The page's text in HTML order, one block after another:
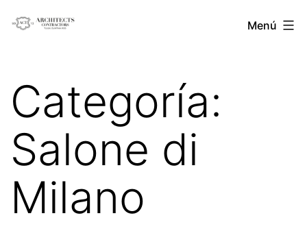
Architects
Menú
Categoría:
Salone di
Milano